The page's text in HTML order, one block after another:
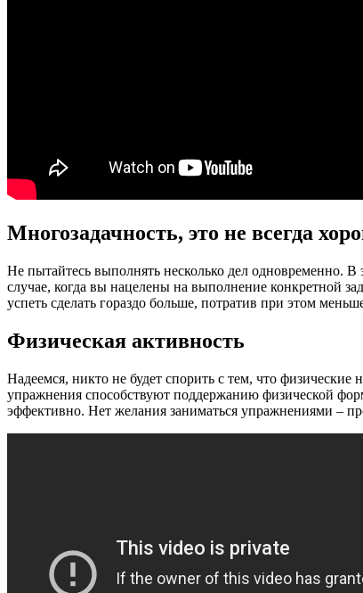
Многозадачность, это не всегда
Не пытайтесь выполнять несколько дел одновременно.
случае, когда вы нацелены на выполнение конкретной
успеть сделать гораздо больше, потратив при этом
Физическая активность
Надеемся, никто не будет спорить с тем, что
упражнения способствуют поддержанию физической
эффективно. Нет желания заниматься упражнениями –